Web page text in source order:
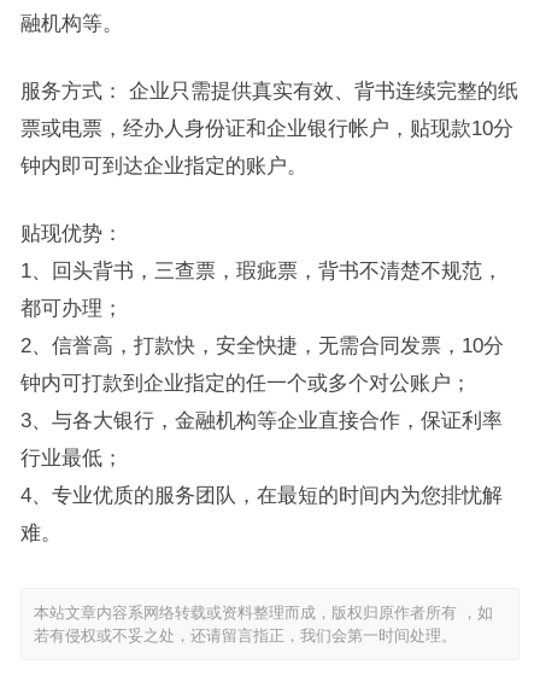
融机构等。
服务方式： 企业只需提供真实有效、背书连续完整的纸
票或电票，经办人身份证和企业银行帐户，贴现款10分
钟内即可到达企业指定的账户。
贴现优势：
1、回头背书，三查票，瑕疵票，背书不清楚不规范，
都可办理；
2、信誉高，打款快，安全快捷，无需合同发票，10分
钟内可打款到企业指定的任一个或多个对公账户；
3、与各大银行，金融机构等企业直接合作，保证利率
行业最低；
4、专业优质的服务团队，在最短的时间内为您排忧解
难。
本站文章内容系网络转载或资料整理而成，版权归原作者所有 ，如
若有侵权或不妥之处，还请留言指正，我们会第一时间处理。